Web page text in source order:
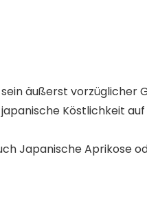
äußerst vorzüglicher
Köstlichkeit
Japanische Aprikose